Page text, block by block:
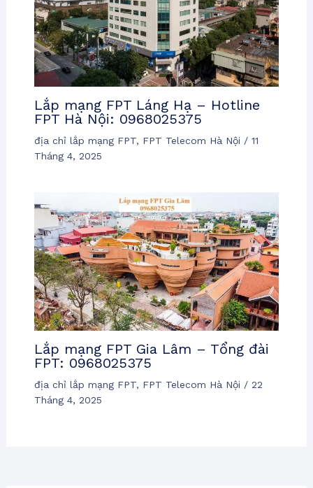
Lắp mạng FPT Láng Hạ – Hotline
FPT Hà Nội: 0968025375
địa chỉ lắp mạng FPT, FPT Telecom Hà Nội / 11
Tháng 4, 2025
Lắp mạng FPT Gia Lâm – Tổng đài
FPT: 0968025375
địa chỉ lắp mạng FPT, FPT Telecom Hà Nội / 22
Tháng 4, 2025